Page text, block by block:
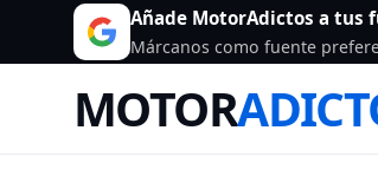
Añade MotorAdictos a tus
Márcanos como fuente
MOTOR